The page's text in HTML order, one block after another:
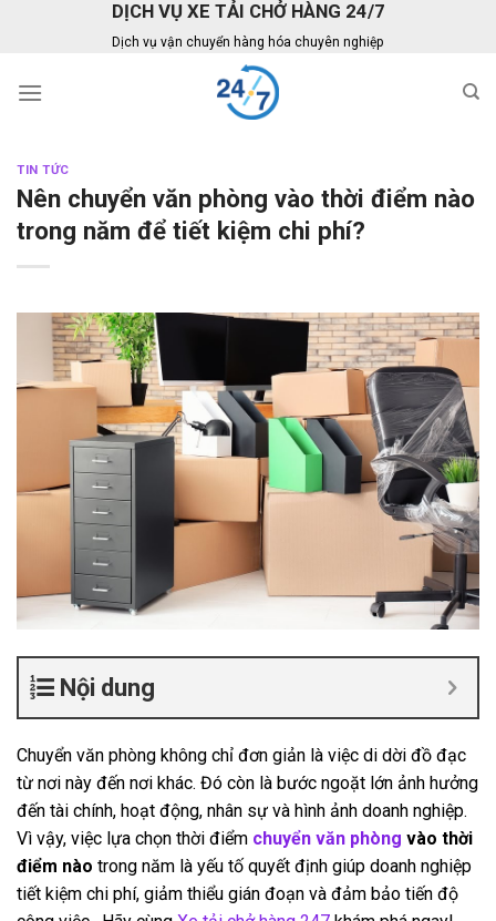
DỊCH VỤ XE TẢI CHỞ HÀNG 24/7
Dịch vụ vận chuyển hàng hóa chuyên nghiệp
TIN TỨC
Nên chuyển văn phòng vào thời điểm nào
trong năm để tiết kiệm chi phí?
Nội dung
Chuyển văn phòng không chỉ đơn giản là việc di dời đồ đạc
từ nơi này đến nơi khác. Đó còn là bước ngoặt lớn ảnh hưởng
đến tài chính, hoạt động, nhân sự và hình ảnh doanh nghiệp.
Vì vậy, việc lựa chọn thời điểm chuyển văn phòng vào thời
điểm nào trong năm là yếu tố quyết định giúp doanh nghiệp
tiết kiệm chi phí, giảm thiểu gián đoạn và đảm bảo tiến độ